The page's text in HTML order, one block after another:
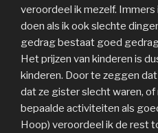
veroordeel ik mezelf.
doen als ik ook slechte
gedrag bestaat goed
Het prijzen van kinderen is
kinderen. Door te zeggen
dat ze gister slecht waren,
bepaalde activiteiten als
Hoop) veroordeel ik de rest